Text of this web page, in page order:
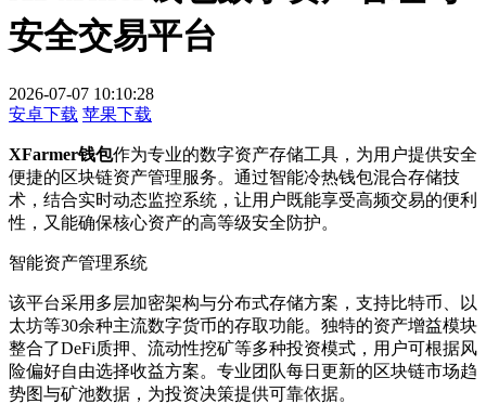
安全交易平台
2026-07-07 10:10:28
安卓下载 苹果下载
XFarmer钱包作为专业的数字资产存储工具，为用户提供安全
便捷的区块链资产管理服务。通过智能冷热钱包混合存储技
术，结合实时动态监控系统，让用户既能享受高频交易的便利
性，又能确保核心资产的高等级安全防护。
智能资产管理系统
该平台采用多层加密架构与分布式存储方案，支持比特币、以
太坊等30余种主流数字货币的存取功能。独特的资产增益模块
整合了DeFi质押、流动性挖矿等多种投资模式，用户可根据风
险偏好自由选择收益方案。专业团队每日更新的区块链市场趋
势图与矿池数据，为投资决策提供可靠依据。